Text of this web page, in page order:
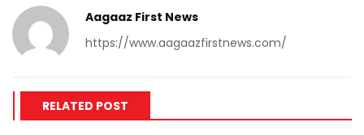
Aagaaz First News
https://www.aagaazfirstnews.com/
RELATED POST